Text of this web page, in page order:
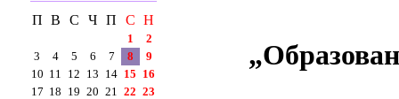
П В С Ч П С Н
1
2
3
4 5 6 7 8
9
10 11 12 13 14 15 16
17 18 19 20 21 22 23